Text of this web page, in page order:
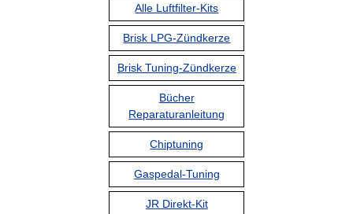
Alle Luftfilter-Kits
Brisk LPG-Zündkerze
Brisk Tuning-Zündkerze
Bücher
Reparaturanleitung
Chiptuning
Gaspedal-Tuning
JR Direkt-Kit